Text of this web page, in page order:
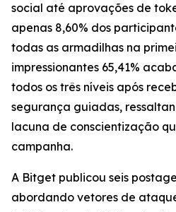
social até aprovações de
apenas 8,60% dos
todas as armadilhas na
impressionantes 65,41%
todos os três níveis após
segurança guiadas,
lacuna de conscientização
campanha.
A Bitget publicou seis
abordando vetores de